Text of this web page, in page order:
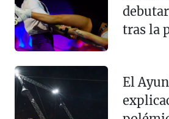
tras la
El